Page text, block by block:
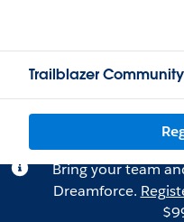
Trailblazer Community
Bring your team
Dreamforce.